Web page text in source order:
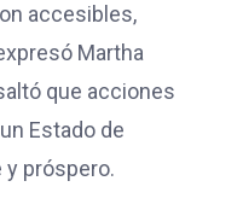
accesibles,
Martha
que acciones
Estado de
próspero.